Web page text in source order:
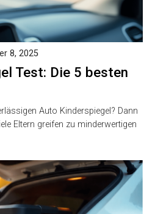
Test: Die 5 besten
8, 2025
Auto Kinderspiegel? Dann
Eltern greifen zu minderwertigen